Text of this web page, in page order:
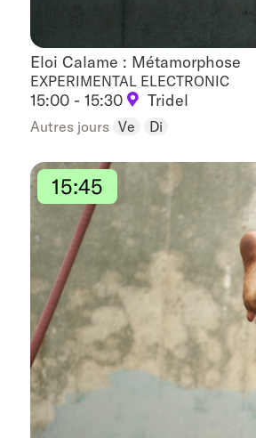
Eloi Calame : Métamorphose
Eloi Calame : Métamorphose
EXPERIMENTAL ELECTRONIC
15:00 - 15:30 Tridel
Autres jours Ve Di
15:45